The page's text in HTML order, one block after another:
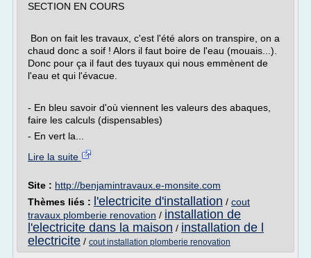
SECTION EN COURS
Bon on fait les travaux, c'est l'été alors on transpire, on a
chaud donc a soif ! Alors il faut boire de l'eau (mouais...).
Donc pour ça il faut des tuyaux qui nous emmènent de
l'eau et qui l'évacue.
- En bleu savoir d'où viennent les valeurs des abaques,
faire les calculs (dispensables)
- En vert la...
Lire la suite
Site : http://benjamintravaux.e-monsite.com
Thèmes liés :
l'electricite d'installation / cout
travaux plomberie renovation / installation de
l'electricite dans la maison / installation de l
electricite / cout installation plomberie renovation